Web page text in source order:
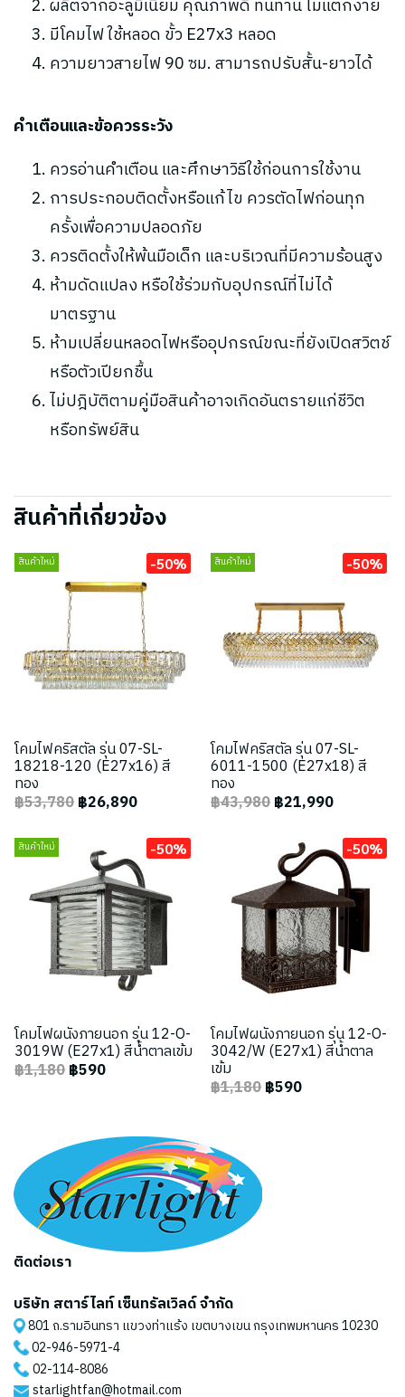
ผลิตจากอะลูมิเนียม คุณภาพดี ทนทาน ไม่แตกง่าย
มีโคมไฟ ใช้หลอด ขั้ว E27x3 หลอด
ความยาวสายไฟ 90 ซม. สามารถปรับสั้น-ยาวได้
คำเตือนและข้อควรระวัง
ควรอ่านคำเตือน และศึกษาวิธีใช้ก่อนการใช้งาน
การประกอบติดตั้งหรือแก้ไข ควรตัดไฟก่อนทุก
ครั้งเพื่อความปลอดภัย
ควรติดตั้งให้พ้นมือเด็ก และบริเวณที่มีความร้อนสูง
ห้ามดัดแปลง หรือใช้ร่วมกับอุปกรณ์ที่ไม่ได้
มาตรฐาน
ห้ามเปลี่ยนหลอดไฟหรืออุปกรณ์ขณะที่ยังเปิดสวิตช์
หรือตัวเปียกชื้น
ไม่ปฎิบัติตามคู่มือสินค้าอาจเกิดอันตรายแก่ชีวิต
หรือทรัพย์สิน
สินค้าที่เกี่ยวข้อง
สินค้าใหม่ -50%
โคมไฟคริสตัล รุ่น 07-SL-
18218-120 (E27x16) สี
ทอง
฿53,780฿26,890
สินค้าใหม่ -50%
โคมไฟคริสตัล รุ่น 07-SL-
6011-1500 (E27x18) สี
ทอง
฿43,980฿21,990
สินค้าใหม่ -50%
โคมไฟผนังภายนอก รุ่น 12-O-
3019W (E27x1) สีน้ำตาลเข้ม
฿1,180฿590
-50%
โคมไฟผนังภายนอก รุ่น 12-O-
3042/W (E27x1) สีน้ำตาล
เข้ม
฿1,180฿590
ติดต่อเรา
บริษัท สตาร์ไลท์ เซ็นทรัลเวิลด์ จำกัด
801 ถ.รามอินทรา แขวงท่าแร้ง เขตบางเขน กรุงเทพมหานคร 10230
02-946-5971-4
02-114-8086
starlightfan@hotmail.com